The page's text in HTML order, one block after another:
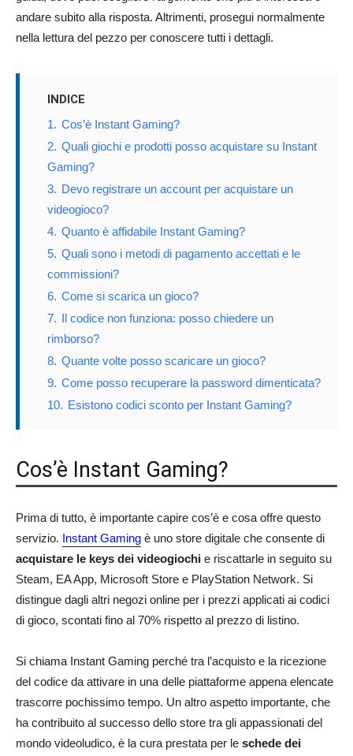
andare subito alla risposta. Altrimenti, prosegui normalmente
nella lettura del pezzo per conoscere tutti i dettagli.
INDICE
1. Cos’è Instant Gaming?
2. Quali giochi e prodotti posso acquistare su Instant
Gaming?
3. Devo registrare un account per acquistare un
videogioco?
4. Quanto è affidabile Instant Gaming?
5. Quali sono i metodi di pagamento accettati e le
commissioni?
6. Come si scarica un gioco?
7. Il codice non funziona: posso chiedere un
rimborso?
8. Quante volte posso scaricare un gioco?
9. Come posso recuperare la password dimenticata?
10. Esistono codici sconto per Instant Gaming?
Cos’è Instant Gaming?
Prima di tutto, è importante capire cos’è e cosa offre questo
servizio. Instant Gaming è uno store digitale che consente di
acquistare le keys dei videogiochi e riscattarle in seguito su
Steam, EA App, Microsoft Store e PlayStation Network. Si
distingue dagli altri negozi online per i prezzi applicati ai codici
di gioco, scontati fino al 70% rispetto al prezzo di listino.
Si chiama Instant Gaming perché tra l’acquisto e la ricezione
del codice da attivare in una delle piattaforme appena elencate
trascorre pochissimo tempo. Un altro aspetto importante, che
ha contribuito al successo dello store tra gli appassionati del
mondo videoludico, è la cura prestata per le schede dei